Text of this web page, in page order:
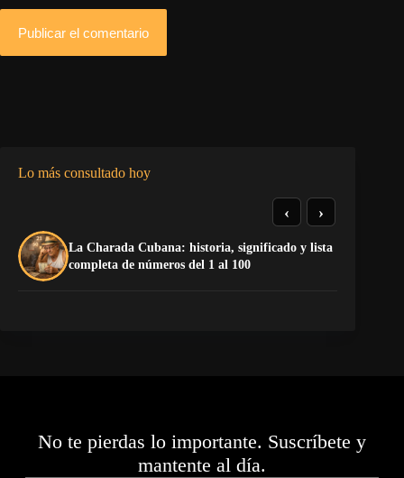
Publicar el comentario
Lo más consultado hoy
La Charada Cubana: historia, significado y lista
completa de números del 1 al 100
‹ ›
No te pierdas lo importante. Suscríbete y
mantente al día.